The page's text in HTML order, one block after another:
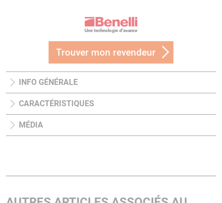
Trouver mon revendeur
INFO GÉNÉRALE
CARACTÉRISTIQUES
MÉDIA